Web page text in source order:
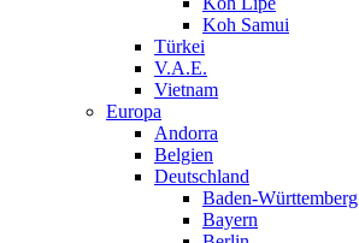
Koh Samui
Türkei
V.A.E.
Vietnam
Europa
Andorra
Belgien
Deutschland
Baden-Württemberg
Bayern